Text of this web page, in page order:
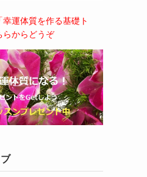
運体質を作る基礎ト
らからどうぞ